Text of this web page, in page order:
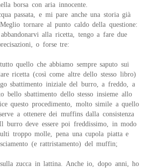
borsa con aria innocente.
passata, e mi pare anche una storia già
tornare al punto caldo della questione:
alla ricetta, tengo a fare due
o forse tre:
quello che abbiamo sempre saputo sui
ricetta (così come altre dello stesso libro)
sbattimento iniziale del burro, a freddo, a
bello sbattimento dello stesso insieme allo
questo procedimento, molto simile a quello
a ottenere dei muffins dalla consistenza
burro deve essere poi freddissimo, in modo
troppo molle, pena una cupola piatta e
(e rattristamento) del muffin;
zucca in lattina. Anche io, dopo anni, ho